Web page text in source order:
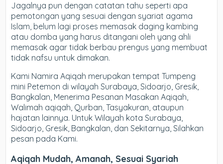
Jagalnya pun dengan catatan tahu seperti apa
pemotongan yang sesuai dengan syariat agama
Islam, belum lagi proses memasak daging kambing
atau domba yang harus ditangani oleh yang ahli
memasak agar tidak berbau prengus yang membuat
tidak nafsu untuk dimakan.
Kami Namira Aqiqah merupakan tempat Tumpeng
mini Petemon di wilayah Surabaya, Sidoarjo, Gresik,
Bangkalan, Menerima Pesanan Masakan Aqiqah,
Walimah aqiqah, Qurban, Tasyakuran, ataupun
hajatan lainnya. Untuk Wilayah kota Surabaya,
Sidoarjo, Gresik, Bangkalan, dan Sekitarnya, Silahkan
pesan pada Kami.
Aqiqah Mudah, Amanah, Sesuai Syariah